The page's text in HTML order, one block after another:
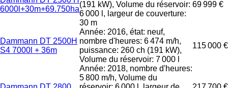
6000l+30m+69.750ha
(191 kW), Volume du réservoir:
6 000 l, largeur de couverture:
30 m
69 999 €
Dammann DT 2500H
S4 7000l + 36m
Année: 2016, état: neuf,
nombre d'heures: 6 474 m/h,
puissance: 260 ch (191 kW),
Volume du réservoir: 7 000 l
115 000 €
Année: 2018, nombre d'heures:
5 800 m/h, Volume du